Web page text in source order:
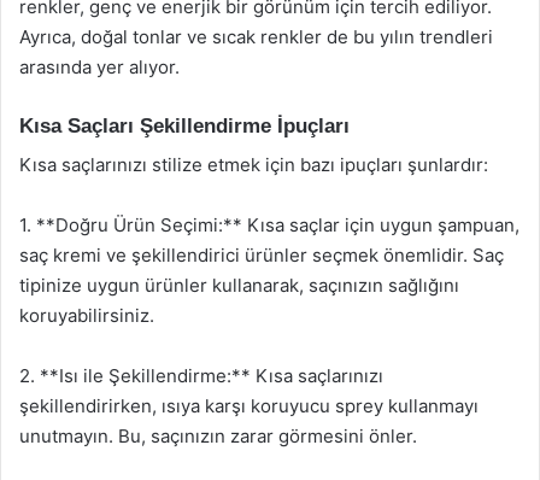
renkler, genç ve enerjik bir görünüm için tercih ediliyor.
Ayrıca, doğal tonlar ve sıcak renkler de bu yılın trendleri
arasında yer alıyor.
Kısa Saçları Şekillendirme İpuçları
Kısa saçlarınızı stilize etmek için bazı ipuçları şunlardır:
1. **Doğru Ürün Seçimi:** Kısa saçlar için uygun şampuan,
saç kremi ve şekillendirici ürünler seçmek önemlidir. Saç
tipinize uygun ürünler kullanarak, saçınızın sağlığını
koruyabilirsiniz.
2. **Isı ile Şekillendirme:** Kısa saçlarınızı
şekillendirirken, ısıya karşı koruyucu sprey kullanmayı
unutmayın. Bu, saçınızın zarar görmesini önler.